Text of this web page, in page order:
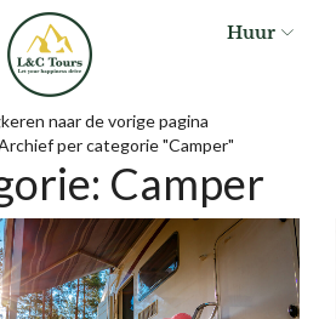
Huur
naar de vorige pagina
per categorie "Camper"
Camper